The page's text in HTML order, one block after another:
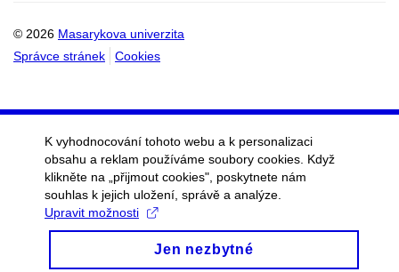
© 2026 Masarykova univerzita
Správce stránek
Cookies
K vyhodnocování tohoto webu a k personalizaci
obsahu a reklam používáme soubory cookies. Když
klikněte na „přijmout cookies", poskytnete nám
souhlas k jejich uložení, správě a analýze.
Upravit možnosti
Jen nezbytné